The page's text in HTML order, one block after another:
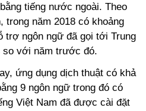
tiếng nước ngoài. Theo
trong năm 2018 có khoảng
trợ ngôn ngữ đã gọi tới Trung
so với năm trước đó.
ứng dụng dịch thuật có khả
9 ngôn ngữ trong đó có
Việt Nam đã được cài đặt